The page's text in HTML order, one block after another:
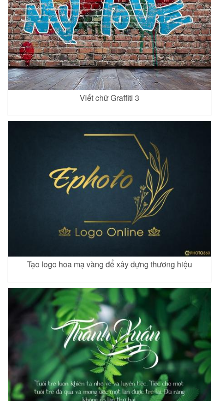
Viết chữ Graffiti 3
Tạo logo hoa mạ vàng để xây dựng thương hiệu